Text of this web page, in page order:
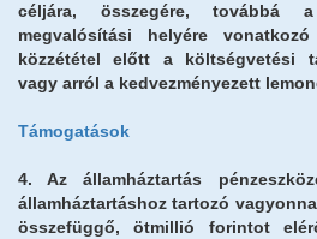
céljára, összegére, továbbá
megvalósítási helyére
közzététel előtt a költségvetési
vagy arról a kedvezményezett
Támogatások
4. Az államháztartás
államháztartáshoz tartozó
összefüggő, ötmillió forintot